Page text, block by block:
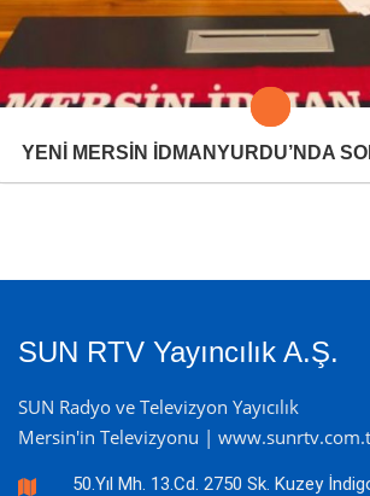
YENİ MERSİN İDMANYURDU’NDA
SUN RTV Yayıncılık A.Ş.
SUN Radyo ve Televizyon Yayıcılık
Mersin'in Televizyonu |
50.Yıl Mh. 13.Cd. 2750 Sk. Kuzey